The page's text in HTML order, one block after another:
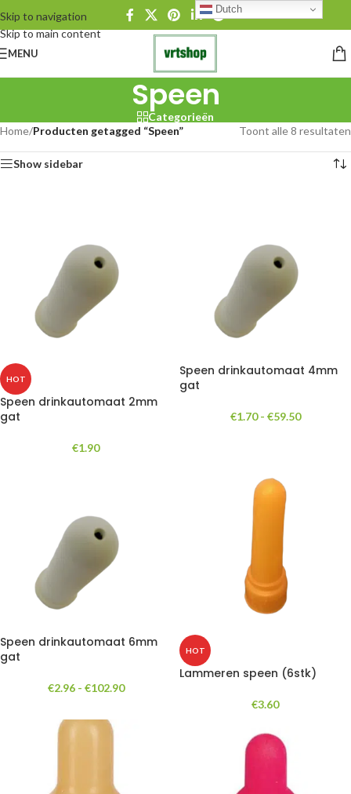
Skip to navigation
Skip to main content
MENU
Speen
Categorieën
Home/Producten getagged “Speen” Toont alle 8 resultaten
Show sidebar
HOT
Speen drinkautomaat 2mm
gat
€1.90
Speen drinkautomaat 4mm
gat
€1.70 - €59.50
Speen drinkautomaat 6mm
gat
€2.96 - €102.90
HOT
Lammeren speen (6stk)
€3.60
Dutch